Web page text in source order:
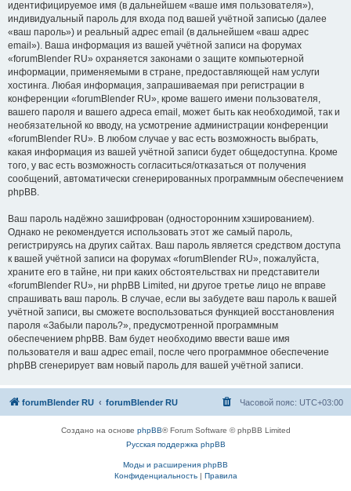
идентифицируемое имя (в дальнейшем «ваше имя пользователя»),
индивидуальный пароль для входа под вашей учётной записью (далее
«ваш пароль») и реальный адрес email (в дальнейшем «ваш адрес
email»). Ваша информация из вашей учётной записи на форумах
«forumBlender RU» охраняется законами о защите компьютерной
информации, применяемыми в стране, предоставляющей нам услуги
хостинга. Любая информация, запрашиваемая при регистрации в
конференции «forumBlender RU», кроме вашего имени пользователя,
вашего пароля и вашего адреса email, может быть как необходимой, так и
необязательной ко вводу, на усмотрение администрации конференции
«forumBlender RU». В любом случае у вас есть возможность выбрать,
какая информация из вашей учётной записи будет общедоступна. Кроме
того, у вас есть возможность согласиться/отказаться от получения
сообщений, автоматически сгенерированных программным обеспечением
phpBB.
Ваш пароль надёжно зашифрован (односторонним хэшированием).
Однако не рекомендуется использовать этот же самый пароль,
регистрируясь на других сайтах. Ваш пароль является средством доступа
к вашей учётной записи на форумах «forumBlender RU», пожалуйста,
храните его в тайне, ни при каких обстоятельствах ни представители
«forumBlender RU», ни phpBB Limited, ни другое третье лицо не вправе
спрашивать ваш пароль. В случае, если вы забудете ваш пароль к вашей
учётной записи, вы сможете воспользоваться функцией восстановления
пароля «Забыли пароль?», предусмотренной программным
обеспечением phpBB. Вам будет необходимо ввести ваше имя
пользователя и ваш адрес email, после чего программное обеспечение
phpBB сгенерирует вам новый пароль для вашей учётной записи.
forumBlender RU forumBlender RU Часовой пояс: UTC+03:00
Создано на основе phpBB® Forum Software © phpBB Limited
Русская поддержка phpBB
Моды и расширения phpBB
Конфиденциальность| Правила